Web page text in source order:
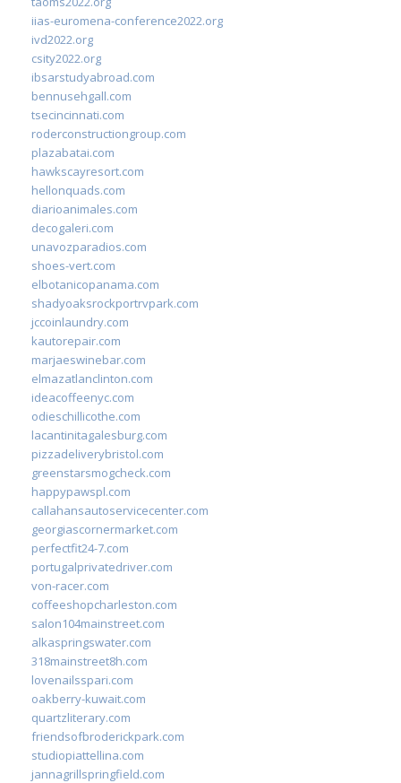
iias-euromena-conference2022.org
ivd2022.org
csity2022.org
ibsarstudyabroad.com
bennusehgall.com
tsecincinnati.com
roderconstructiongroup.com
plazabatai.com
hawkscayresort.com
hellonquads.com
diarioanimales.com
decogaleri.com
unavozparadios.com
shoes-vert.com
elbotanicopanama.com
shadyoaksrockportrvpark.com
jccoinlaundry.com
kautorepair.com
marjaeswinebar.com
elmazatlanclinton.com
ideacoffeenyc.com
odieschillicothe.com
lacantinitagalesburg.com
pizzadeliverybristol.com
greenstarsmogcheck.com
happypawspl.com
callahansautoservicecenter.com
georgiascornermarket.com
perfectfit24-7.com
portugalprivatedriver.com
von-racer.com
coffeeshopcharleston.com
salon104mainstreet.com
alkaspringswater.com
318mainstreet8h.com
lovenailsspari.com
oakberry-kuwait.com
quartzliterary.com
friendsofbroderickpark.com
studiopiattellina.com
jannagrillspringfield.com